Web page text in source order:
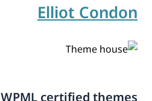
Elliot Condon
WPML certified themes